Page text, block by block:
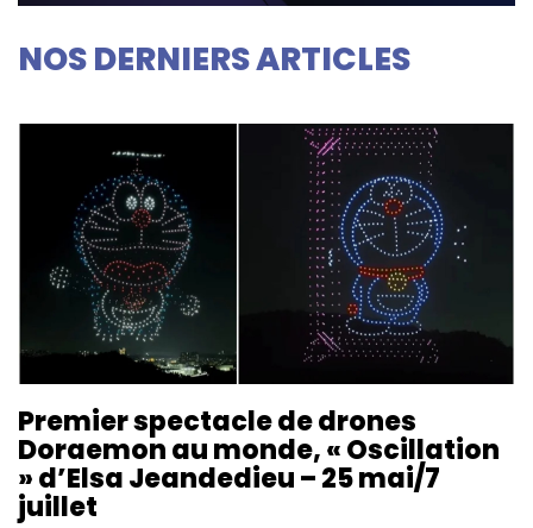
NOS DERNIERS ARTICLES
Premier spectacle de drones
Doraemon au monde, « Oscillation
» d’Elsa Jeandedieu – 25 mai/7
juillet